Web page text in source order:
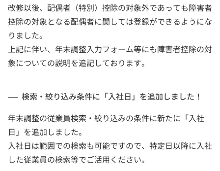
改修以後、配偶者（特別）控除の対象外であっても障害者
控除の対象となる配偶者に関しては登録ができるようにな
りました。
上記に伴い、年末調整入力フォーム等にも障害者控除の対
象についての説明を追記しております。
検索・絞り込み条件に「入社日」を追加しました！
年末調整の従業員検索・絞り込みの条件に新たに「入社
日」を追加しました。
入社日は範囲での検索も可能ですので、特定日以降に入社
した従業員の検索等でご活用ください。